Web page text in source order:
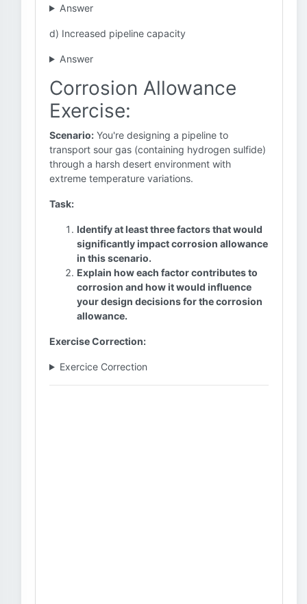
Answer
d) Increased pipeline capacity
Answer
Corrosion Allowance
Exercise:
Scenario: You're designing a pipeline to
transport sour gas (containing hydrogen sulfide)
through a harsh desert environment with
extreme temperature variations.
Task:
Identify at least three factors that would
significantly impact corrosion allowance
in this scenario.
Explain how each factor contributes to
corrosion and how it would influence
your design decisions for the corrosion
allowance.
Exercise Correction:
Exercice Correction